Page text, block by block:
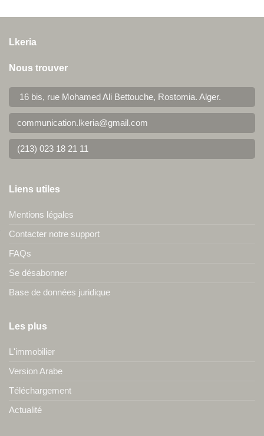
Lkeria
Nous trouver
16 bis, rue Mohamed Ali Bettouche, Rostomia. Alger.
communication.lkeria@gmail.com
(213) 023 18 21 11
Liens utiles
Mentions légales
Contacter notre support
FAQs
Se désabonner
Base de données juridique
Les plus
L'immobilier
Version Arabe
Téléchargement
Actualité